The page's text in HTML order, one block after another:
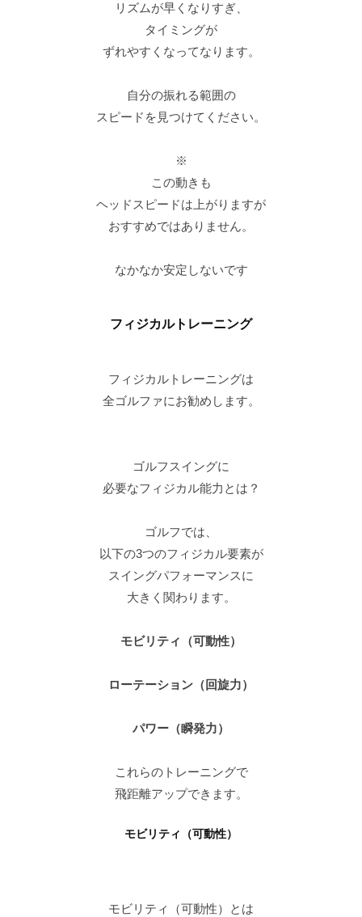
リズムが早くなりすぎ、
タイミングが
ずれやすくなってなります。
自分の振れる範囲の
スピードを見つけてください。
※
この動きも
ヘッドスピードは上がりますが
おすすめではありません。
なかなか安定しないです
フィジカルトレーニング
フィジカルトレーニングは
全ゴルファにお勧めします。
ゴルフスイングに
必要なフィジカル能力とは？
ゴルフでは、
以下の3つのフィジカル要素が
スイングパフォーマンスに
大きく関わります。
モビリティ（可動性）
ローテーション（回旋力）
パワー（瞬発力）
これらのトレーニングで
飛距離アップできます。
モビリティ（可動性）
モビリティ（可動性）とは